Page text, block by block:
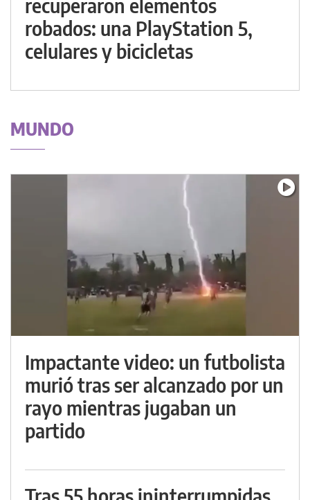
recuperaron elementos
robados: una PlayStation 5,
celulares y bicicletas
MUNDO
Impactante video: un futbolista
murió tras ser alcanzado por un
rayo mientras jugaban un
partido